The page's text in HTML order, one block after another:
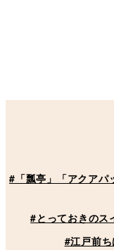
#「瓢亭」「アクアパ
#とっておきのス
#江戸前